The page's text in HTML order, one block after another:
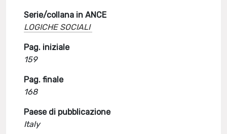
Serie/collana in ANCE
LOGICHE SOCIALI
Pag. iniziale
159
Pag. finale
168
Paese di pubblicazione
Italy